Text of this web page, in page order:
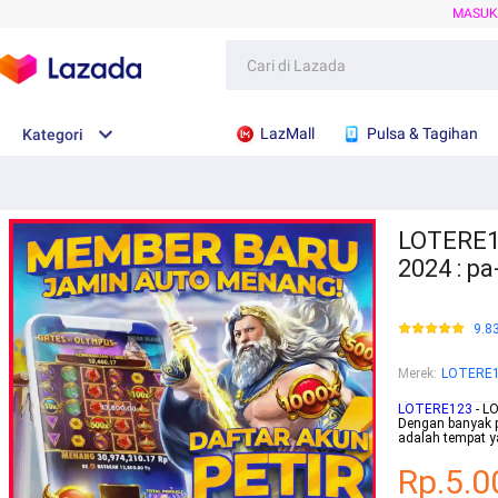
Kategori LazMall Pulsa & Tagihan
2024 :
Merek:
LOTERE123 -
Dengan
adalah tempat